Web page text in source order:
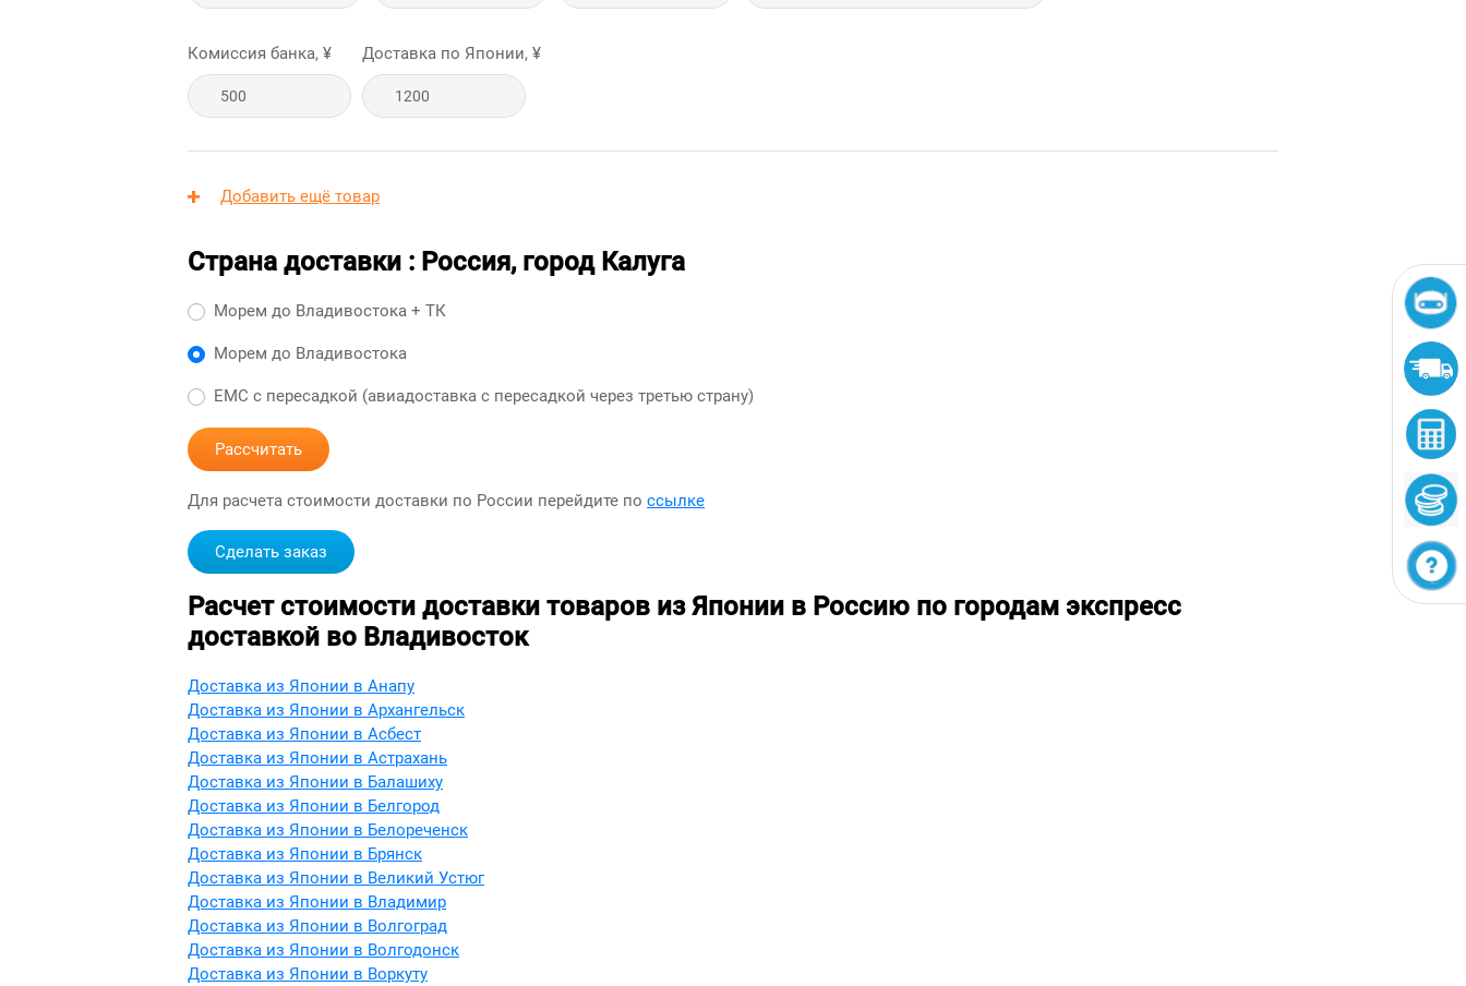
Комиссия банка, ¥ Доставка по Японии, ¥
Добавить ещё товар
Страна доставки : Россия, город Калуга
Морем до Владивостока + ТК
Морем до Владивостока
ЕМС с пересадкой (авиадоставка с пересадкой через третью страну)
Рассчитать
Для расчета стоимости доставки по России перейдите по ссылке
Сделать заказ
Расчет стоимости доставки товаров из Японии в Россию по городам экспресс
доставкой во Владивосток
Доставка из Японии в Анапу
Доставка из Японии в Архангельск
Доставка из Японии в Асбест
Доставка из Японии в Астрахань
Доставка из Японии в Балашиху
Доставка из Японии в Белгород
Доставка из Японии в Белореченск
Доставка из Японии в Брянск
Доставка из Японии в Великий Устюг
Доставка из Японии в Владимир
Доставка из Японии в Волгоград
Доставка из Японии в Волгодонск
Доставка из Японии в Воркуту